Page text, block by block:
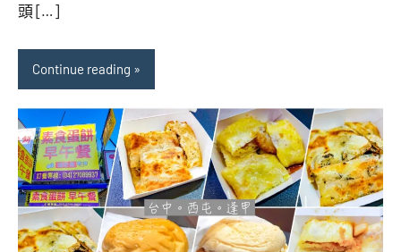
頭 […]
Continue reading